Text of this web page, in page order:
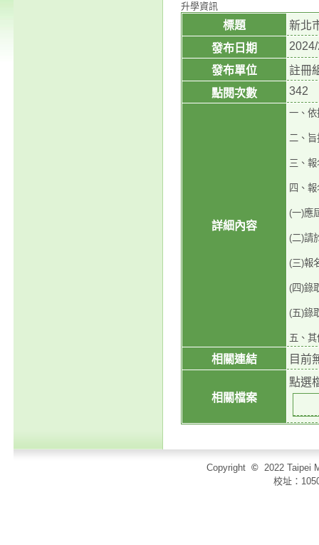
升學資訊
標題
新北
發布日期
發布單位
註冊
點閱次數
342
詳細內容
一、依
二、
三、
四、
(一)應
(二)請
(三)報
(四)錄
(五)錄
五、
相關連結 目前
相關檔案
點選
Copyright © 2022 Taipei
校址：